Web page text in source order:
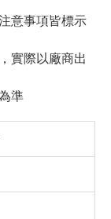
意事項皆標示
實際以廠商出
準